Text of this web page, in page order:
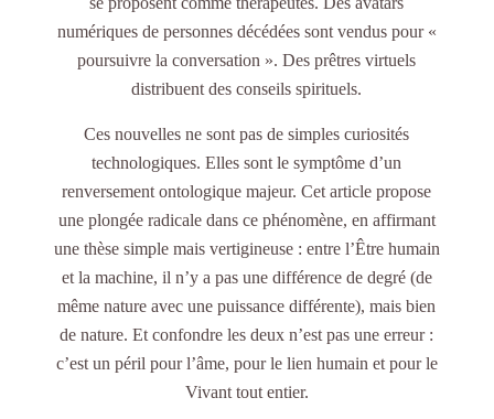
numériques de personnes décédées sont vendus pour «
poursuivre la conversation ». Des prêtres virtuels
distribuent des conseils spirituels.
Ces nouvelles ne sont pas de simples curiosités
technologiques. Elles sont le symptôme d’un
renversement ontologique majeur. Cet article propose
une plongée radicale dans ce phénomène, en affirmant
une thèse simple mais vertigineuse : entre l’Être humain
et la machine, il n’y a pas une différence de degré (de
même nature avec une puissance différente), mais bien
de nature. Et confondre les deux n’est pas une erreur :
c’est un péril pour l’âme, pour le lien humain et pour le
Vivant tout entier.